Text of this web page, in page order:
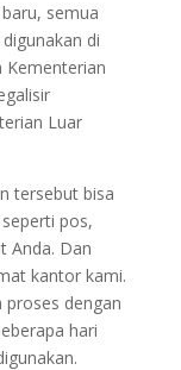
semua
di
Kementerian
Luar
tersebut bisa
pos,
Anda. Dan
kantor kami.
dengan
hari